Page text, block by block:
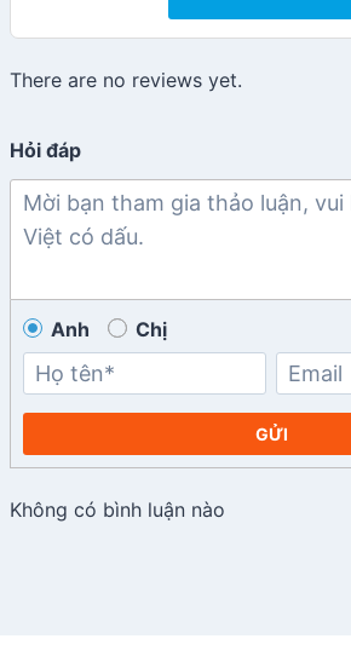
There are no reviews yet.
Hỏi đáp
Anh Chị
GỬI
Không có bình luận nào